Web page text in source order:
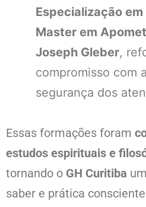
Especialização
Master em
Joseph Gleber,
compromisso com
segurança dos
Essas formações foram
estudos espirituais e
tornando o GH Curitiba
saber e prática